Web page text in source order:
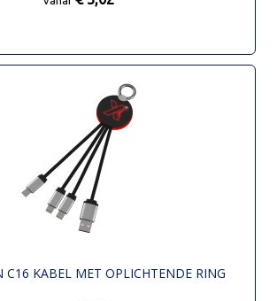
C16 KABEL MET OPLICHTENDE RING